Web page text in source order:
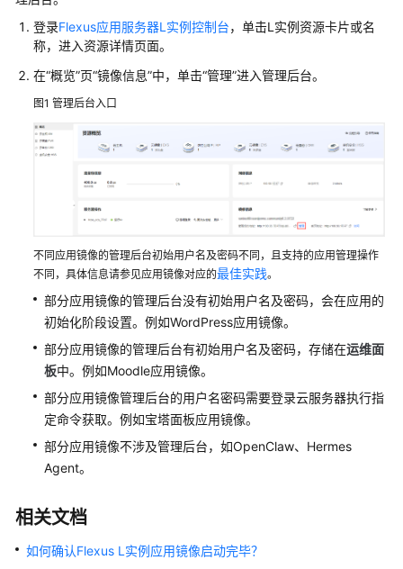
域
使
CES
监
例
最
佳
API
问
登录Flexus应用服务器L实例控制台，单击L实例资源卡片或名
称，进入资源详情页面。
在“概览”页“镜像信息”中，单击“管理”进入管理后台。
图1 管理后台入口
不同应用镜像的管理后台初始用户名及密码不同，且支持的应用管理操作
不同，具体信息请参见应用镜像对应的最佳实践。
部分应用镜像的管理后台没有初始用户名及密码，会在应用的
初始化阶段设置。例如WordPress应用镜像。
部分应用镜像的管理后台有初始用户名及密码，存储在运维面
板中。例如Moodle应用镜像。
部分应用镜像管理后台的用户名密码需要登录云服务器执行指
定命令获取。例如宝塔面板应用镜像。
部分应用镜像不涉及管理后台，如OpenClaw、Hermes
Agent。
相关文档
如何确认Flexus L实例应用镜像启动完毕？